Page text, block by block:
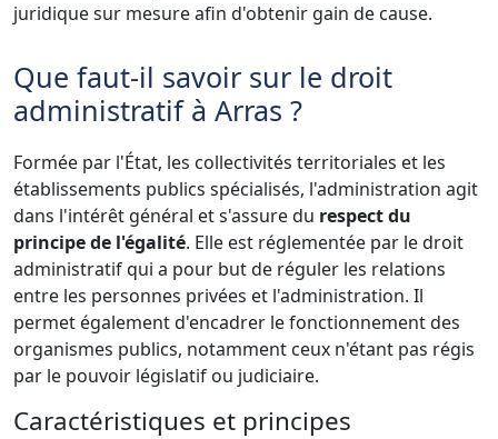
juridique sur mesure afin d'obtenir gain de cause.
Que faut-il savoir sur le droit
administratif à Arras ?
Formée par l'État, les collectivités territoriales et les
établissements publics spécialisés, l'administration agit
dans l'intérêt général et s'assure du respect du
principe de l'égalité. Elle est réglementée par le droit
administratif qui a pour but de réguler les relations
entre les personnes privées et l'administration. Il
permet également d'encadrer le fonctionnement des
organismes publics, notamment ceux n'étant pas régis
par le pouvoir législatif ou judiciaire.
Caractéristiques et principes